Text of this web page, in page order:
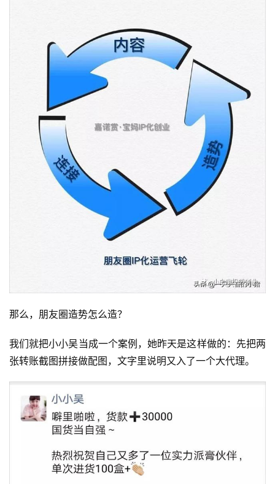
那么，朋友圈造势怎么造？
我们就把小小吴当成一个案例，她昨天是这样做的：先把两
张转账截图拼接做配图，文字里说明又入了一个大代理。